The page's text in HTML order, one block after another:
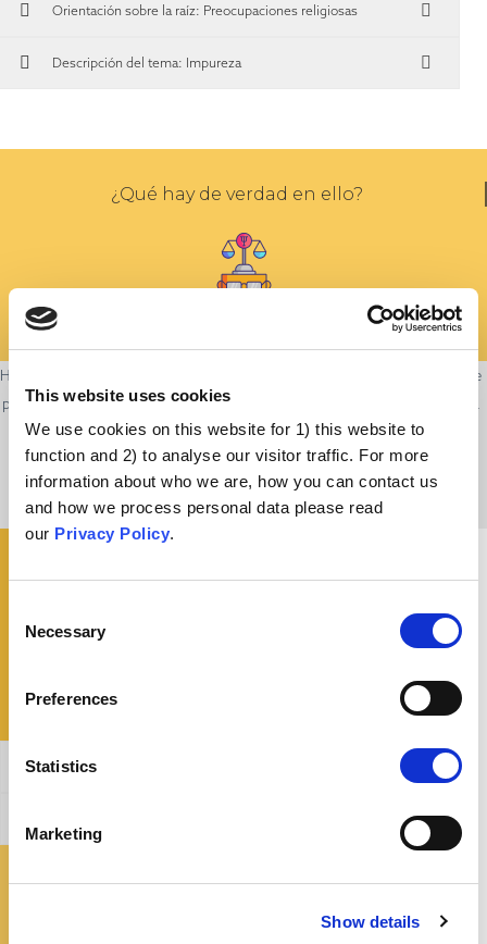
This website uses cookies
We use cookies on this website for 1) this website to
function and 2) to analyse our visitor traffic. For more
information about who we are, how you can contact us
and how we process personal data please read
our Privacy Policy.
Selection
Necessary
Preferences
Statistics
Marketing
Show details
Orientación sobre la raíz: Preocupaciones religiosas
Descripción del tema: Impureza
¿Qué hay de verdad en ello?
Hay que respetar las convicciones religiosas de la gente y es comprensible
preocuparse por la compatibilidad entre las normas de alimentación de la
propia fe y las vacunas. La gente quiere que sus decisiones sean
coherentes con sus creencias y valores más profundos.
Afirmación general
¿Dónde puedo obtener más información?